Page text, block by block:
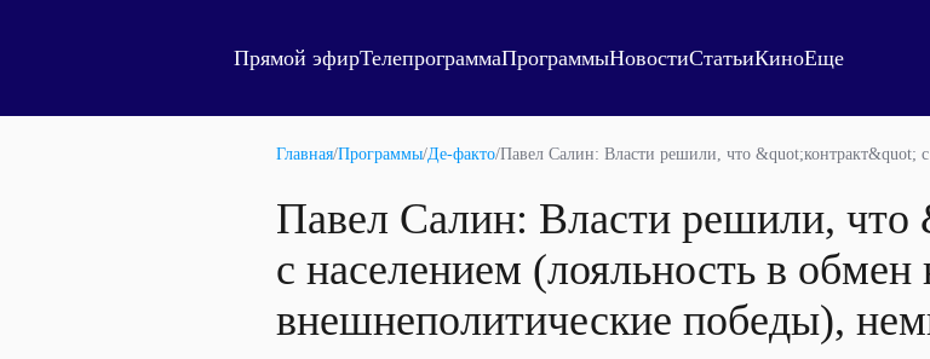
Прямой эфирТелепрограммаПрограммыНовостиСтатьиКиноЕще
Главная/Программы/Де-факто/Павел Салин: Власти решили, что &quot;контракт&quot;
Павел Салин: Власти решили, что
с населением (лояльность в обмен
внешнеполитические победы),